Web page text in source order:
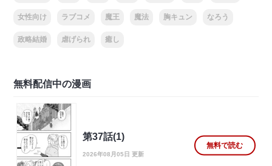
女性向け ラブコメ 魔王 魔法 胸キュン なろう
政略結婚 虐げられ 癒し
無料配信中の漫画
第37話(1)
2026年08月05日 更新
無料で読む